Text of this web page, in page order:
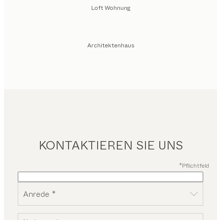
Loft Wohnung
Architektenhaus
KONTAKTIEREN SIE UNS
*Pflichtfeld
Anrede *